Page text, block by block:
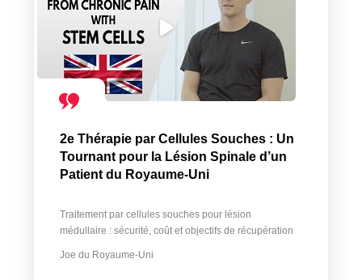
2e Thérapie par Cellules Souches : Un
Tournant pour la Lésion Spinale d’un
Patient du Royaume-Uni
Traitement par cellules souches pour lésion
médullaire : sécurité, coût et objectifs de récupération
Joe du Royaume-Uni